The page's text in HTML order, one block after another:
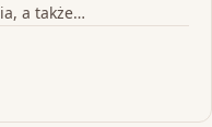
a także…